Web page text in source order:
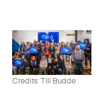
Credits: Till Budde